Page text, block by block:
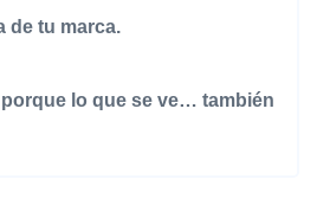
de tu marca.
lo que se ve… también